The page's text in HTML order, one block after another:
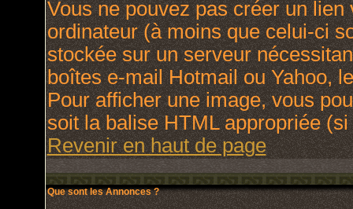
Vous ne pouvez pas créer un
ordinateur (à moins que celui-ci
stockée sur un serveur
boîtes e-mail Hotmail ou Yahoo,
Pour afficher une image, vous
soit la balise HTML appropriée
Revenir en haut de page
Que sont les Annonces ?